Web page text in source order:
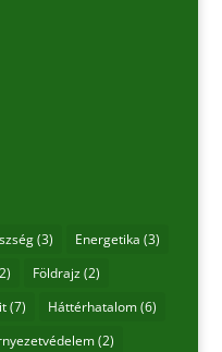
(3) Energetika (3)
Földrajz(2)
(7) Háttérhatalom(6)
(2)